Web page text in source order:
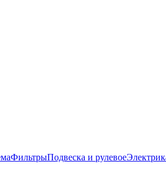
ФильтрыПодвеска и рулевое